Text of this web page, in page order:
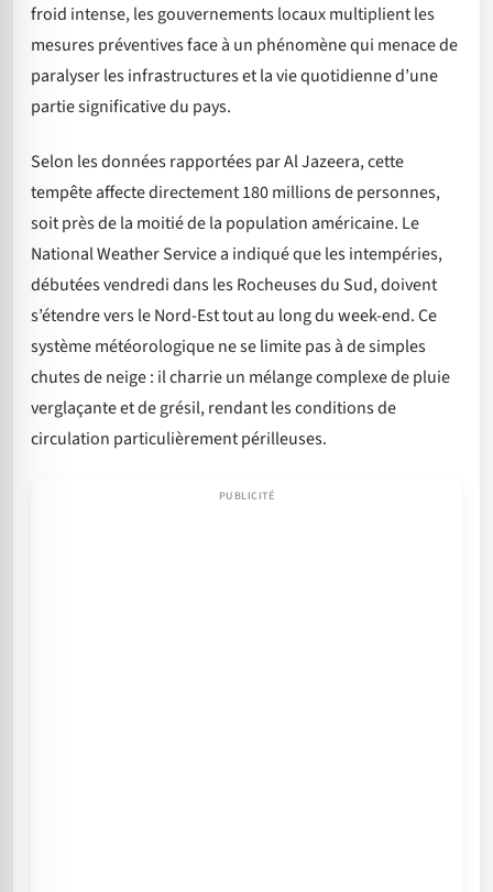
froid intense, les gouvernements locaux multiplient les
mesures préventives face à un phénomène qui menace de
paralyser les infrastructures et la vie quotidienne d’une
partie significative du pays.
Selon les données rapportées par Al Jazeera, cette
tempête affecte directement 180 millions de personnes,
soit près de la moitié de la population américaine. Le
National Weather Service a indiqué que les intempéries,
débutées vendredi dans les Rocheuses du Sud, doivent
s’étendre vers le Nord-Est tout au long du week-end. Ce
système météorologique ne se limite pas à de simples
chutes de neige : il charrie un mélange complexe de pluie
verglaçante et de grésil, rendant les conditions de
circulation particulièrement périlleuses.